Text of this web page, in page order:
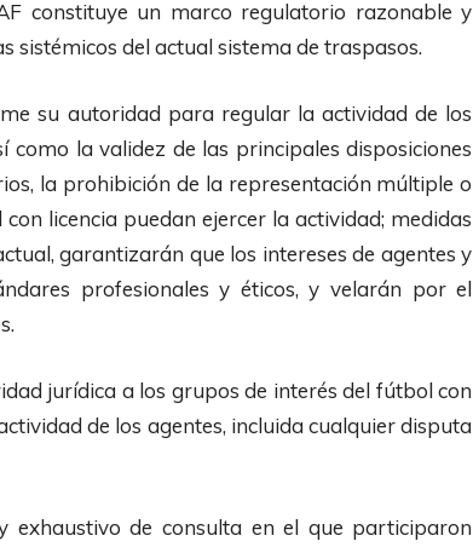
constituye un marco regulatorio razonable y
del actual sistema de traspasos.
su autoridad para regular la actividad de los
la validez de las principales disposiciones
la prohibición de la representación múltiple o
licencia puedan ejercer la actividad; medidas
garantizarán que los intereses de agentes y
profesionales y éticos, y velarán por el
jurídica a los grupos de interés del fútbol con
de los agentes, incluida cualquier disputa
exhaustivo de consulta en el que participaron